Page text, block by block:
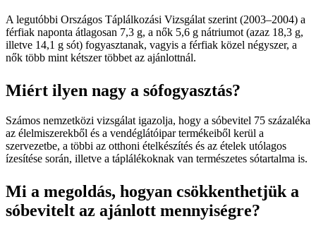
A legutóbbi Országos Táplálkozási Vizsgálat szerint (2003–2004) a
férfiak naponta átlagosan 7,3 g, a nők 5,6 g nátriumot (azaz 18,3 g,
illetve 14,1 g sót) fogyasztanak, vagyis a férfiak közel négyszer, a
nők több mint kétszer többet az ajánlottnál.
Miért ilyen nagy a sófogyasztás?
Számos nemzetközi vizsgálat igazolja, hogy a sóbevitel 75 százaléka
az élelmiszerekből és a vendéglátóipar termékeiből kerül a
szervezetbe, a többi az otthoni ételkészítés és az ételek utólagos
ízesítése során, illetve a táplálékoknak van természetes sótartalma is.
Mi a megoldás, hogyan csökkenthetjük a
sóbevitelt az ajánlott mennyiségre?